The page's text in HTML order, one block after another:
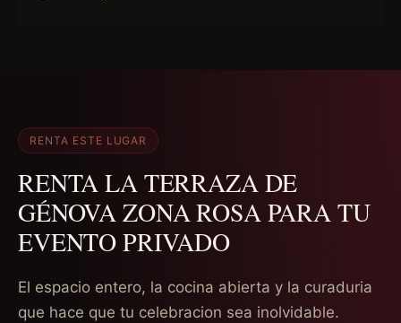
RENTA ESTE LUGAR
RENTA LA TERRAZA DE
GÉNOVA ZONA ROSA PARA TU
EVENTO PRIVADO
El espacio entero, la cocina abierta y la curaduria
que hace que tu celebracion sea inolvidable.